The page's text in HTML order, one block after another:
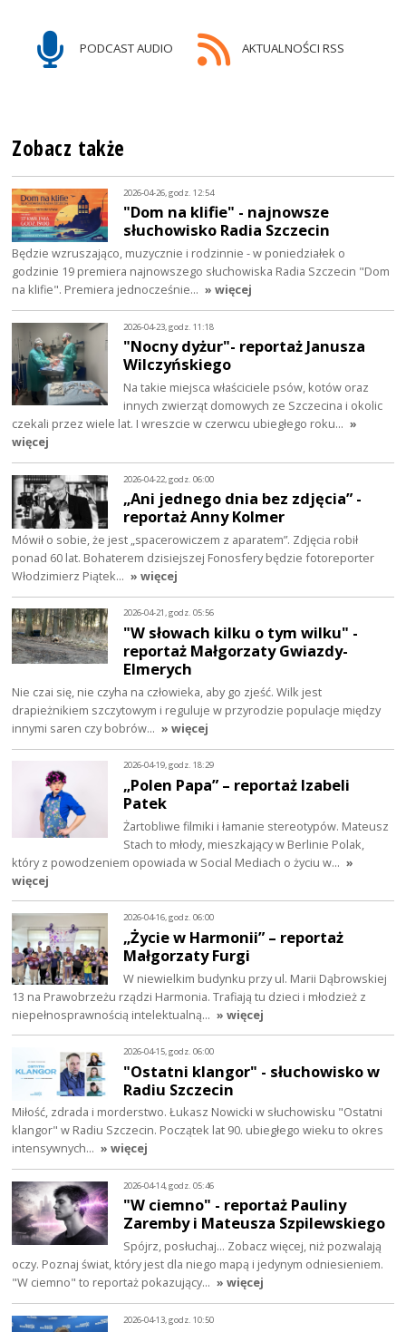
PODCAST AUDIO AKTUALNOŚCI RSS
Zobacz także
2026-04-26, godz. 12:54
"Dom na klifie" - najnowsze
słuchowisko Radia Szczecin
Będzie wzruszająco, muzycznie i rodzinnie - w poniedziałek o
godzinie 19 premiera najnowszego słuchowiska Radia Szczecin "Dom
na klifie". Premiera jednocześnie… » więcej
2026-04-23, godz. 11:18
"Nocny dyżur"- reportaż Janusza
Wilczyńskiego
Na takie miejsca właściciele psów, kotów oraz
innych zwierząt domowych ze Szczecina i okolic
czekali przez wiele lat. I wreszcie w czerwcu ubiegłego roku… »
więcej
2026-04-22, godz. 06:00
„Ani jednego dnia bez zdjęcia” -
reportaż Anny Kolmer
Mówił o sobie, że jest „spacerowiczem z aparatem”. Zdjęcia robił
ponad 60 lat. Bohaterem dzisiejszej Fonosfery będzie fotoreporter
Włodzimierz Piątek… » więcej
2026-04-21, godz. 05:56
"W słowach kilku o tym wilku" -
reportaż Małgorzaty Gwiazdy-
Elmerych
Nie czai się, nie czyha na człowieka, aby go zjeść. Wilk jest
drapieżnikiem szczytowym i reguluje w przyrodzie populacje między
innymi saren czy bobrów… » więcej
2026-04-19, godz. 18:29
„Polen Papa” – reportaż Izabeli
Patek
Żartobliwe filmiki i łamanie stereotypów. Mateusz
Stach to młody, mieszkający w Berlinie Polak,
który z powodzeniem opowiada w Social Mediach o życiu w… »
więcej
2026-04-16, godz. 06:00
„Życie w Harmonii” – reportaż
Małgorzaty Furgi
W niewielkim budynku przy ul. Marii Dąbrowskiej
13 na Prawobrzeżu rządzi Harmonia. Trafiają tu dzieci i młodzież z
niepełnosprawnością intelektualną… » więcej
2026-04-15, godz. 06:00
"Ostatni klangor" - słuchowisko w
Radiu Szczecin
Miłość, zdrada i morderstwo. Łukasz Nowicki w słuchowisku "Ostatni
klangor" w Radiu Szczecin. Początek lat 90. ubiegłego wieku to okres
intensywnych… » więcej
2026-04-14, godz. 05:46
"W ciemno" - reportaż Pauliny
Zaremby i Mateusza Szpilewskiego
Spójrz, posłuchaj… Zobacz więcej, niż pozwalają
oczy. Poznaj świat, który jest dla niego mapą i jedynym odniesieniem.
"W ciemno" to reportaż pokazujący… » więcej
2026-04-13, godz. 10:50